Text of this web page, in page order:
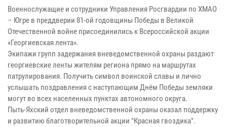
Военнослужащие и сотрудники Управления Росгвардии по ХМАО
– Югре в преддверии 81-ой годовщины Победы в Великой
Отечественной войне присоединились к Всероссийской акции
«Георгиевская лента».
Экипажи групп задержания вневедомственной охраны раздают
георгиевские ленты жителям региона прямо на маршрутах
патрулирования. Получить символ воинской славы и лично
услышать поздравления с наступающим Днём Победы земляки
могут во всех населенных пунктах автономного округа.
Пыть-Яхский отдел вневедомственной охраны оказал поддержку
и развитию благотворительной акции "Красная гвоздика".